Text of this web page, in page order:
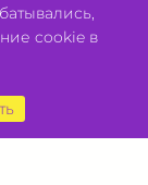
cookie в